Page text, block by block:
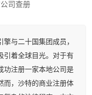
公司查册
与二十国集团成员，
引着全球目光。对于有
功注册一家本地公司是
而，沙特的商业注册体